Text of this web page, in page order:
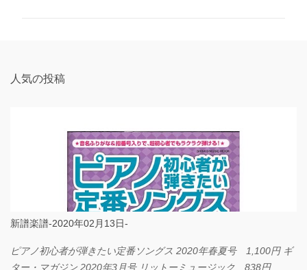
人気の投稿
新譜楽譜-2020年02月13日-
ピアノ初心者が弾きたい定番ソングス 2020年春夏号 1,100円 ギ
ター・マガジン 2020年3月号 リットーミュージック 838円